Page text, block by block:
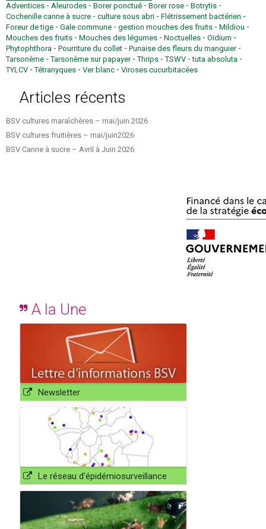
Adventices - Aleurodes - Borer ponctué - Borer rose - Botrytis -
Cochenille canne à sucre - culture sous abri - Flétrissement bactérien -
Foreur de tige - Gale commune - gestion mouches des fruits - Mildiou -
Mouches des fruits - Mouches des légumes - Noctuelles - Oïdium -
Phytophthora - Pourriture du collet - Punaise des fleurs du manguier-
Tarsonème -Tarsonème sur papayer-Thrips -TSWV -tuta absoluta -
TYLCV -Tétranyques - Ver blanc - Viroses cucurbitacées
Articles récents
BSV cultures maraîchères – mai/juin 2026
BSV cultures fruitières – mai/juin2026
BSV Canne à sucre – Avril à Juin 2026
A la Une
Newsletter
Le réseau d'épidémiosurveillance